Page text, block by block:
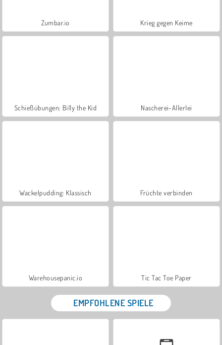
Zumbar.io Krieg gegen Keime
Schießübungen: Billy the Kid Nascherei-Allerlei
Wackelpudding: Klassisch Früchte verbinden
Warehousepanic.io Tic Tac Toe Paper
EMPFOHLENE SPIELE